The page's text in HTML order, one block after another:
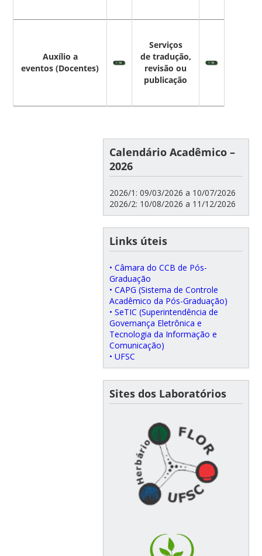
Auxílio a
eventos (Docentes)
Serviços
de tradução,
revisão ou
publicação
Calendário Acadêmico –
2026
2026/1: 09/03/2026 a 10/07/2026
2026/2: 10/08/2026 a 11/12/2026
Links úteis
• Câmara do CCB de Pós-
Graduação
• CAPG (Sistema de Controle
Acadêmico da Pós-Graduação)
• SeTIC (Superintendência de
Governança Eletrônica e
Tecnologia da Informação e
Comunicação)
• UFSC
Sites dos Laboratórios